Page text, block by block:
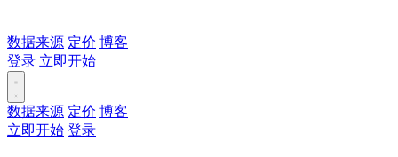
数据来源 定价 博客
登录 立即开始
数据来源 定价 博客
立即开始 登录